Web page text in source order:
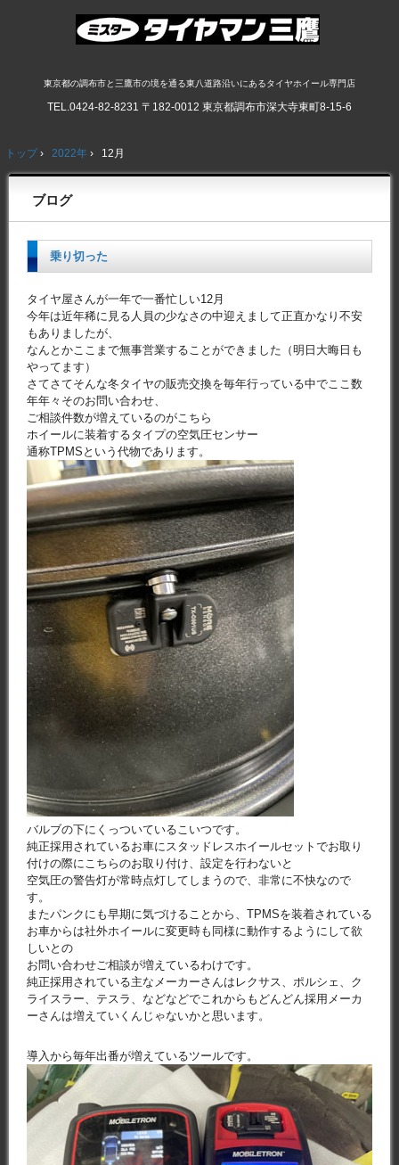
東京都の調布市と三鷹市の境を通る東八道路沿いにあるタイヤホイール専門店
TEL.0424-82-8231 〒182-0012 東京都調布市深大寺東町8-15-6
トップ › 2022年 › 12月
ブログ
乗り切った
タイヤ屋さんが一年で一番忙しい12月
今年は近年稀に見る人員の少なさの中迎えまして正直かなり不安
もありましたが、
なんとかここまで無事営業することができました（明日大晦日も
やってます）
さてさてそんな冬タイヤの販売交換を毎年行っている中でここ数
年年々そのお問い合わせ、
ご相談件数が増えているのがこちら
ホイールに装着するタイプの空気圧センサー
通称TPMSという代物であります。
バルブの下にくっついているこいつです。
純正採用されているお車にスタッドレスホイールセットでお取り
付けの際にこちらのお取り付け、設定を行わないと
空気圧の警告灯が常時点灯してしまうので、非常に不快なので
す。
またパンクにも早期に気づけることから、TPMSを装着されている
お車からは社外ホイールに変更時も同様に動作するようにして欲
しいとの
お問い合わせご相談が増えているわけです。
純正採用されている主なメーカーさんはレクサス、ポルシェ、ク
ライスラー、テスラ、などなどでこれからもどんどん採用メーカ
ーさんは増えていくんじゃないかと思います。
導入から毎年出番が増えているツールです。